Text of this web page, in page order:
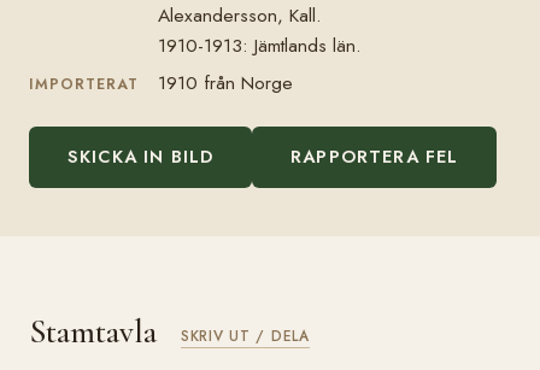
Alexandersson, Kall.
1910-1913: Jämtlands län.
IMPORTERAT 1910 från Norge
SKICKA IN BILD RAPPORTERA FEL
Stamtavla SKRIV UT / DELA